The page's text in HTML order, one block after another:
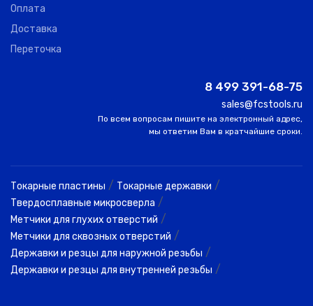
Оплата
Доставка
Переточка
8 499 391-68-75
sales@fcstools.ru
По всем вопросам пишите на электронный адрес,
мы ответим Вам в кратчайшие сроки.
Токарные пластины / Токарные державки /
Твердосплавные микросверла /
Метчики для глухих отверстий /
Метчики для сквозных отверстий /
Державки и резцы для наружной резьбы /
Державки и резцы для внутренней резьбы /